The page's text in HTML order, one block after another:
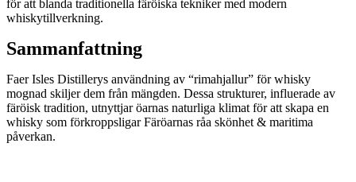
för att blanda traditionella färöiska tekniker med modern
whiskytillverkning.
Sammanfattning
Faer Isles Distillerys användning av “rimahjallur” för whisky
mognad skiljer dem från mängden. Dessa strukturer, influerade av
färöisk tradition, utnyttjar öarnas naturliga klimat för att skapa en
whisky som förkroppsligar Färöarnas råa skönhet & maritima
påverkan.